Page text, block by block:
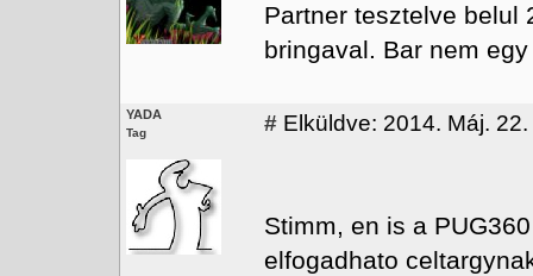
Partner tesztelve belul
bringaval. Bar nem
YADA
Tag # Elküldve: 2014. Máj.
Stimm, en is a
elfogadhato